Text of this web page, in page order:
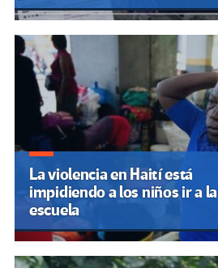
La violencia en Haití está
impidiendo a los niños ir a la
escuela